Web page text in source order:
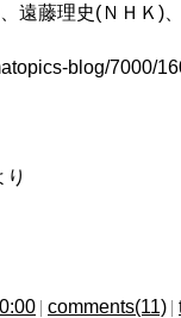
藤理史(ＮＨＫ)
blog/7000/
comments(11)